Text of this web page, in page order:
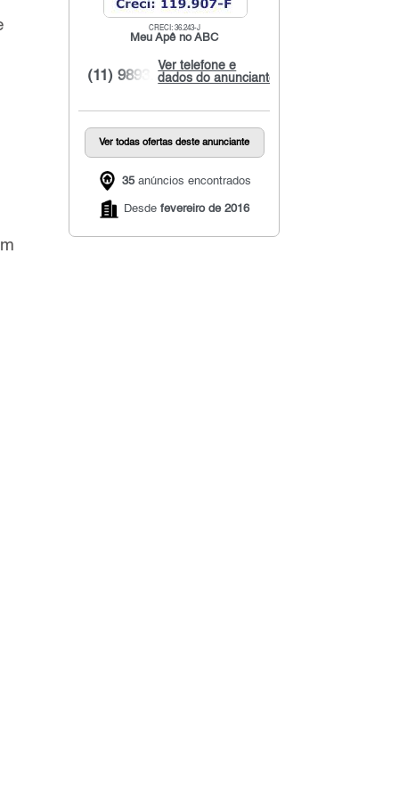
CRECI: 36.243-J
Meu Apê no ABC
Ver telefone e
dados do anunciante
(11) 9893...
Ver todas ofertas deste anunciante
35anúncios encontrados
Desdefevereiro de 2016